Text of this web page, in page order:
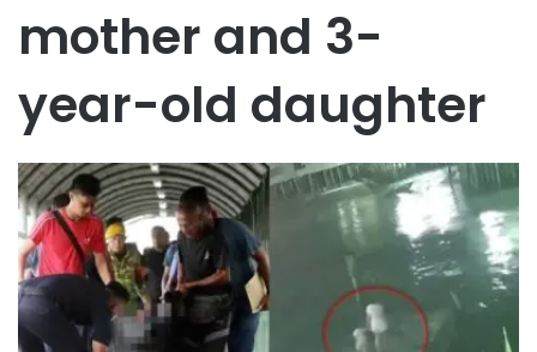
mother and 3-
year-old daughter